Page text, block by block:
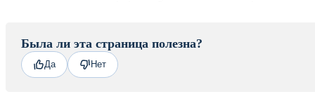
Была ли эта страница полезна?
Да Нет